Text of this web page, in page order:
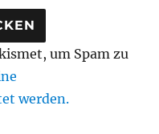
um Spam zu
werden.